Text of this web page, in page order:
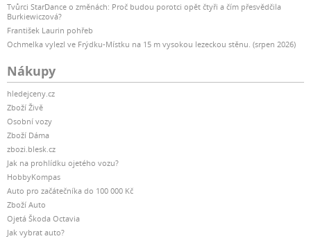
Tvůrci StarDance o změnách: Proč budou porotci opět čtyři a čím přesvědčila
Burkiewiczová?
František Laurin pohřeb
Ochmelka vylezl ve Frýdku-Místku na 15 m vysokou lezeckou stěnu. (srpen 2026)
Nákupy
hledejceny.cz
Zboží Živě
Osobní vozy
Zboží Dáma
zbozi.blesk.cz
Jak na prohlídku ojetého vozu?
HobbyKompas
Auto pro začátečníka do 100 000 Kč
Zboží Auto
Ojetá Škoda Octavia
Jak vybrat auto?